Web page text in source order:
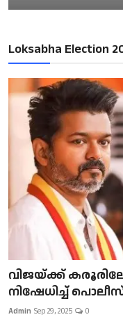
Loksabha Election
വിജയ്ക്ക്
നിഷേധിച്ച്
Admin Sep 29, 2025 0